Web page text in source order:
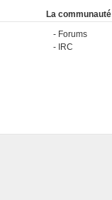
La communauté
Forums
IRC